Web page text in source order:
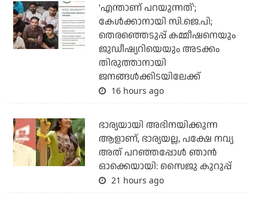
'എന്താണ് പറയുന്നത്';
കേള്‍ക്കാനായി സി.ജെ.പി;
തെരഞ്ഞെടുപ്പ് കമ്മീഷനെയും
ജുഡീഷ്യറിയെയും അടക്കം
തിരുത്താനായി
ജനങ്ങള്‍ക്കിടയിലേക്ക്
16 hours ago
ഭാര്യയായി അഭിനയിക്കുന്ന
ആളാണ്, ഭാര്യയല്ല, പക്ഷേ നവ്യ
അത് പറഞ്ഞപ്പോള്‍ ഞാന്‍
ഓക്കെയായി: സൈജു കുറുപ്പ്
21 hours ago